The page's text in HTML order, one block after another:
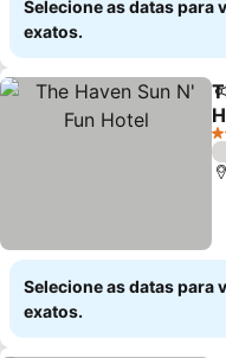
Selecione as datas para
exatos.
3
Selecione as datas para
exatos.